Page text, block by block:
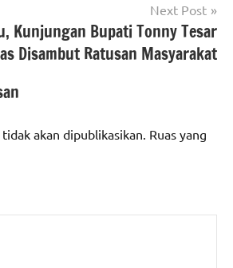
Next Post
Kunjungan Bupati Tonny Tesar
Disambut Ratusan Masyarakat
akan dipublikasikan. Ruas yang